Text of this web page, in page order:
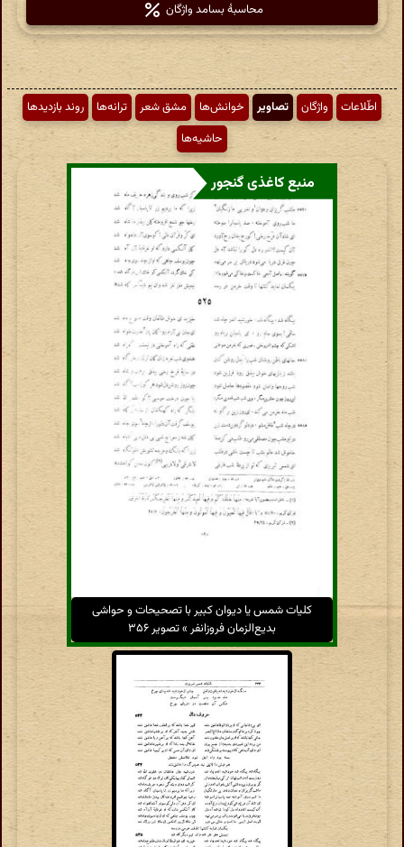
محاسبهٔ بسامد واژگان
اطّلاعات واژگان تصاویر خوانش‌ها مشق شعر ترانه‌ها
روند بازدیدها
حاشیه‌ها
منبع کاغذی گنجور
کلیات شمس یا دیوان کبیر با تصحیحات و حواشی
بدیع‌الزمان فروزانفر » تصویر ۳۵۶